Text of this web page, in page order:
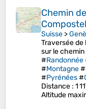
Chemin
Suisse >
Traversée de
sur le
#Randonnée
#Montagne#
#Pyrénées#
Distance : 1
Altitude